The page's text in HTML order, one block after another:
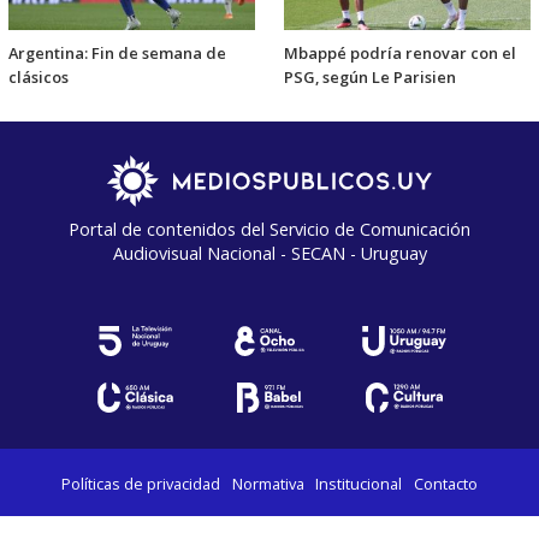
Argentina: Fin de semana de
clásicos
Mbappé podría renovar con el
PSG, según Le Parisien
Portal de contenidos del Servicio de Comunicación
Audiovisual Nacional - SECAN - Uruguay
Políticas de privacidad Normativa Institucional Contacto